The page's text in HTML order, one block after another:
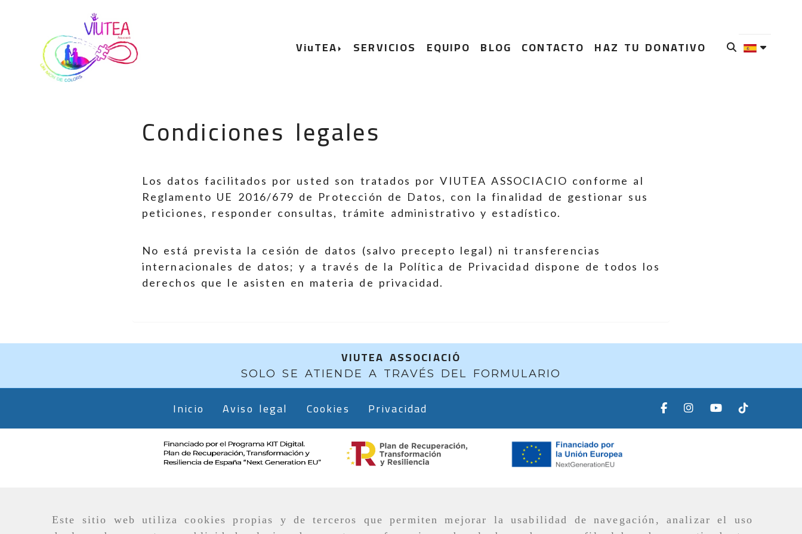
Este sitio web utiliza cookies propias y de terceros que permiten mejorar la usabilidad de navegación, analizar el uso
ViuTEA SERVICIOS EQUIPO BLOG CONTACTO HAZ TU DONATIVO
Condiciones legales
Los datos facilitados por usted son tratados porVIUTEA ASSOCIACIO conforme al
Reglamento UE 2016/679 de Protección de Datos, con la finalidad de gestionar sus
peticiones, responder consultas, trámite administrativo y estadístico.
No está prevista la cesión de datos (salvo precepto legal) ni transferencias
internacionales de datos; y a través de la Política de Privacidad dispone de todos los
derechos que le asisten en materia de privacidad.
VIUTEA ASSOCIACIÓ
SOLO SE ATIENDE A TRAVÉS DEL FORMULARIO
Inicio Aviso legal Cookies Privacidad